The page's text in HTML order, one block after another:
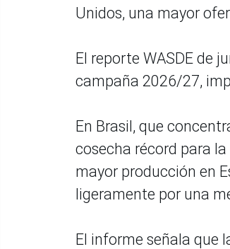
Unidos, una mayor
El reporte WASDE de
campaña 2026/27,
En Brasil, que
cosecha récord para
mayor producción en
ligeramente por una
El informe señala que